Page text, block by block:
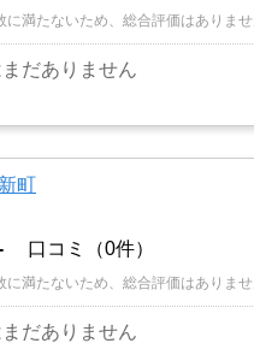
満たないため、総合評価はありませ
だありません
町
口コミ（0件）
満たないため、総合評価はありませ
だありません